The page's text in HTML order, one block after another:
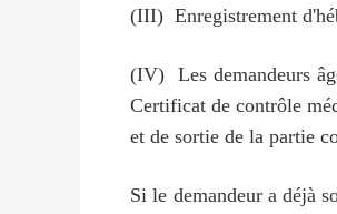
(III) Enregistrement
(IV) Les demandeurs
Certificat de contrôle
et de sortie de la partie
Si le demandeur a déjà